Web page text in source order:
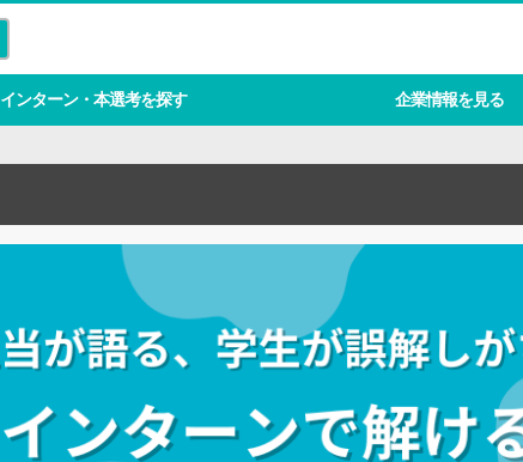
インターン・本選考を探す 企業情報を見る